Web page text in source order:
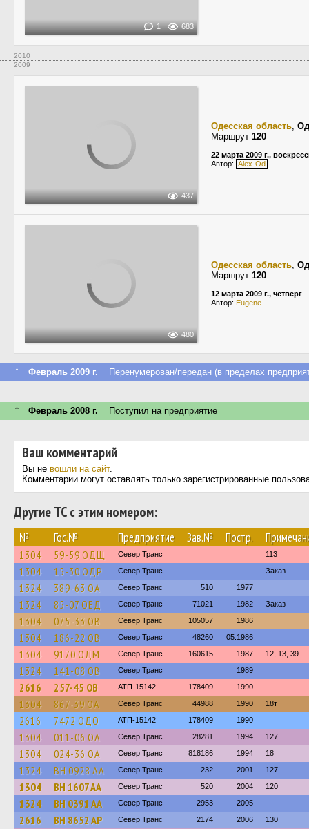
1 683
2010
2009
437
Одесская область,
Маршрут 120
22 марта 2009 г.,
Автор: Alex-Od
480
Одесская область,
Маршрут 120
12 марта 2009 г., четверг
Автор: Eugene
↑ Февраль 2009 г. Перенумерован/передан (в пределах
↑ Февраль 2008 г. Поступил на предприятие
Ваш комментарий
Вы не вошли на сайт.
Комментарии могут оставлять только зарегистрированные
Другие ТС с этим номером:
№ Гос.№ Предприятие Зав.№ Постр.
1304 59-59 ОДЩ Север Транс 113
1304 15-30 ОДР Север Транс Заказ
1324 389-63 ОА Север Транс 510 1977
1324 85-07 ОЕД Север Транс 71021 1982 Заказ
1304 075-33 ОВ Север Транс 105057 1986
1304 186-22 ОВ Север Транс 48260 05.1986
1304 9170 ОДМ Север Транс 160615 1987 12, 13, 39
1324 141-08 ОВ Север Транс 1989
2616 257-45 ОВ АТП-15142 178409 1990
1304 867-39 ОА Север Транс 44988 1990 18т
2616 7472 ОДО АТП-15142 178409 1990
1304 011-06 ОА Север Транс 28281 1994 127
1304 024-36 ОА Север Транс 818186 1994 18
1324 BH 0928 AA Север Транс 232 2001 127
1304 BH 1607 AA Север Транс 520 2004 120
1324 BH 0391 AA Север Транс 2953 2005
2616 BH 8652 AP Север Транс 2174 2006 130